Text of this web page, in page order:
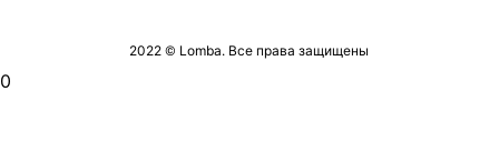
2022 © Lomba. Все права защищены
0